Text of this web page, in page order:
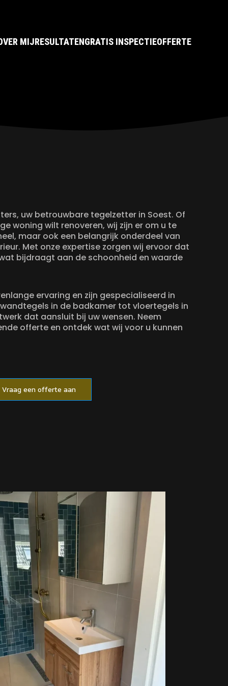
MIJRESULTATENGRATIS INSPECTIEOFFERTE
uw betrouwbare tegelzetter in Soest. Of
woning wilt renoveren, wij zijn er om u te
maar ook een belangrijk onderdeel van
Met onze expertise zorgen wij ervoor dat
bijdraagt aan de schoonheid en waarde
ervaring en zijn gespecialiseerd in
in de badkamer tot vloertegels in
dat aansluit bij uw wensen. Neem
offerte en ontdek wat wij voor u kunnen
Vraag een offerte aan